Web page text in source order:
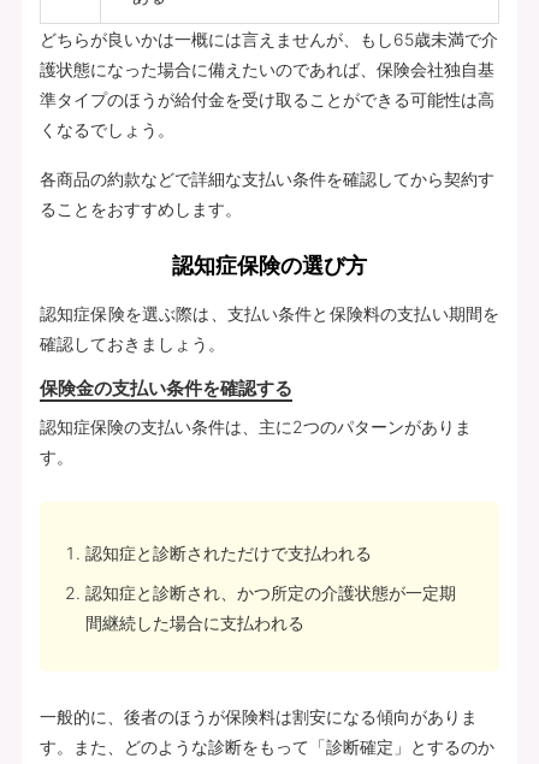
どちらが良いかは一概には言えませんが、もし65歳未満で介
護状態になった場合に備えたいのであれば、保険会社独自基
準タイプのほうが給付金を受け取ることができる可能性は高
くなるでしょう。
各商品の約款などで詳細な支払い条件を確認してから契約す
ることをおすすめします。
認知症保険の選び方
認知症保険を選ぶ際は、支払い条件と保険料の支払い期間を
確認しておきましょう。
保険金の支払い条件を確認する
認知症保険の支払い条件は、主に2つのパターンがありま
す。
認知症と診断されただけで支払われる
認知症と診断され、かつ所定の介護状態が一定期
間継続した場合に支払われる
一般的に、後者のほうが保険料は割安になる傾向がありま
す。また、どのような診断をもって「診断確定」とするのか